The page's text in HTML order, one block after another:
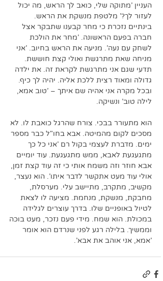
העניין 'מתוקה שלי, כואב לך הראש, מה יכול
לעזור לך?' מלטפת מנשקת את הראש.
בינתיים נזכרת כי מחר קבענו שתבקר אצל
חברה בפעם הראשונה. 'מחר את הולכת
לשחק עם נעה'. מניעה את הראש בחיוב. 'אני
מניחה שאת מתרגשת ואולי קצת חוששת.
תדעי שגם אני מתרגשת לקראת זה. את ילדה
גדולה ומאוד רצית ללכת אליה. יהיה לך כיף.
ובכל מקרה אני אהיה שם איתך – 'טוב אמא,
לילה טוב' ונשיקה.
הוא מתעורר בבכי. צורח שהרגל כואבת לו. לא
מסכים לקום מהמיטה. אבא בחו"ל כבר מספר
ימים. מדברת לעצמי בקול רם 'אני כל כך
מתגעגעת לאבא, ממש מתגעגעת. עוד יומיים
אבא חוזר וזה משמח אותי כי זה עוד קצת זמן,
אולי עוד מעט אתקשר לדבר איתו'. הוא נעצר,
מקשיב, מתקרב, מתיישב עלי. מערסלת,
מחבקת, מנשקת, מנחמת. מציעה לו לצאת
לטיול באופניים שלו. בדרך עוצרים לגלידה
במכולת. הוא שמח. מידי פעם נזכר, מעט בוכה
וממשיך. בלילה רגע לפני שנרדם הוא אומר
'אמא, אני אוהב את אבא'.